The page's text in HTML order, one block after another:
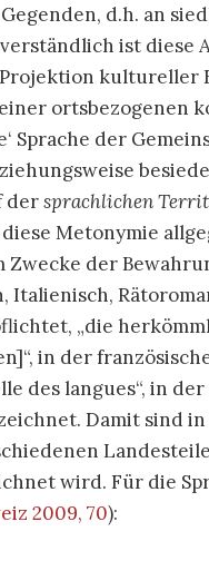
d.h. an
ist
kultureller
ortsbezogenen
Sprache der
dersprachlichen
Metonymie
Zwecke der
Italienisch,
„die
in der
des langues“, in
Damit sind
wird. Für die
2009, 70):